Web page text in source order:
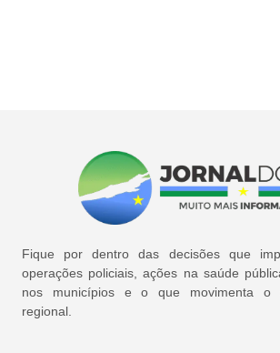
Fique por dentro das decisões que
operações policiais, ações na saúde
nos municípios e o que movimenta o
regional.